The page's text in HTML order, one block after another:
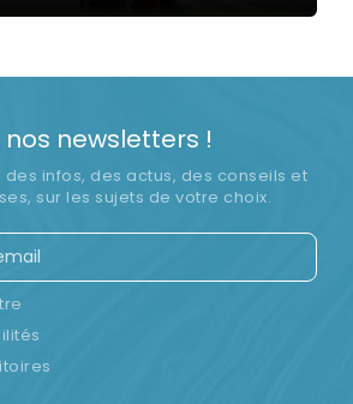
nos newsletters !
infos, des actus, des conseils et
sur les sujets de votre choix.